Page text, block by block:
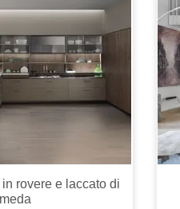
rovere e laccato di